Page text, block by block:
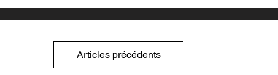
Articles précédents